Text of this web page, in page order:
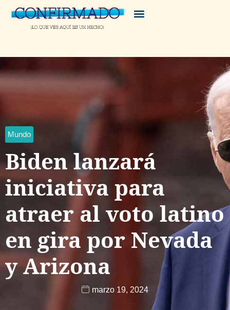
Mundo
Biden lanzará
iniciativa para
atraer al voto latino
en gira por Nevada
y Arizona
marzo 19, 2024